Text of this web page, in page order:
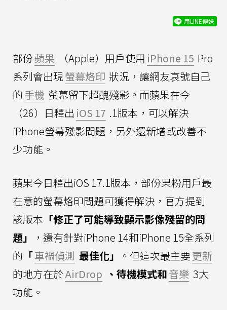
用LINE傳送
部份蘋果 （Apple）用戶使用 iPhone 15 Pro
系列會出現螢幕烙印 狀況，讓網友哀號自己
的手機 螢幕留下超醜殘影。而蘋果在今
（26）日釋出 iOS 17 .1版本，可以解決
iPhone螢幕殘影問題，另外還新增或改善不
少功能。
蘋果今日釋出iOS 17.1版本，部份果粉用戶最
在意的螢幕烙印問題可獲得解決，官方提到
該版本 「修正了可能導致顯示影像殘留的問
題」
，還有針對iPhone 14和iPhone 15全系列
的 「車禍偵測 最佳化」 。但這次最主要更新
的地方在於AirDrop 、待機模式和音樂 3大
功能。